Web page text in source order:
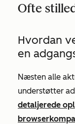
Ofte
Hvordan
en
Næsten alle
understøtter
detaljerede